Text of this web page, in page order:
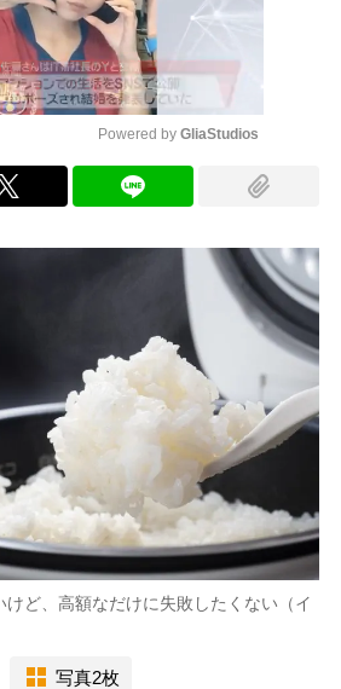
Powered by GliaStudios
けど、高額なだけに失敗したくない（イ
写真2枚